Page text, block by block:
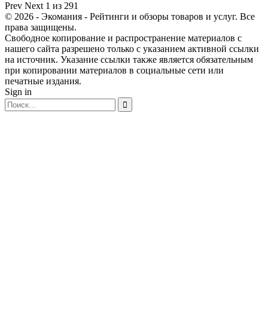
Prev Next 1 из 291
© 2026 - Экомания - Рейтинги и обзоры товаров и услуг. Все
права защищены.
Свободное копирование и распространение материалов с
нашего сайта разрешено только с указанием активной ссылки
на источник. Указание ссылки также является обязательным
при копировании материалов в социальные сети или
печатные издания.
Sign in